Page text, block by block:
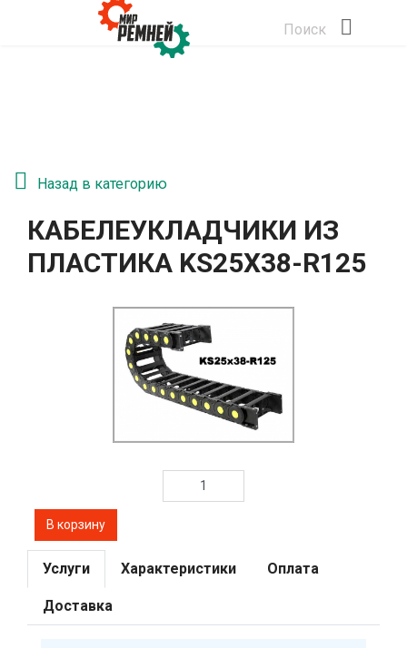
Поиск
Назад в категорию
КАБЕЛЕУКЛАДЧИКИ ИЗ
ПЛАСТИКА KS25Х38-R125
Услуги Характеристики Оплата
Доставка